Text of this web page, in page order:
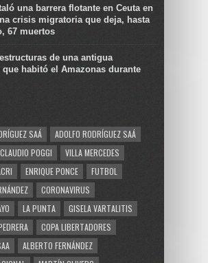
una barrera flotante en Ceuta en
crisis migratoria que deja, hasta
67 muertos
de una antigua
habitó el Amazonas durante
SAÁ
ADOLFO RODRÍGUEZ SAÁ
CLAUDIO POGGI
VILLA MERCEDES
ENRIQUE PONCE
FUTBOL
CORONAVIRUS
LA PUNTA
GISELA VARTALITIS
COPA LIBERTADORES
ALBERTO FERNÁNDEZ